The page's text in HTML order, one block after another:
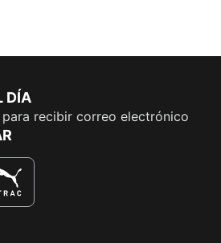
DÍA
para recibir correo electrónico